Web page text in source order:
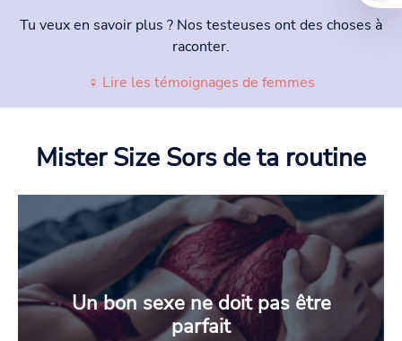
Tu veux en savoir plus ? Nos testeuses ont des choses à
raconter.
♀ Lire les témoignages de femmes
Mister Size Sors de ta routine
Un bon sexe ne doit pas être
parfait